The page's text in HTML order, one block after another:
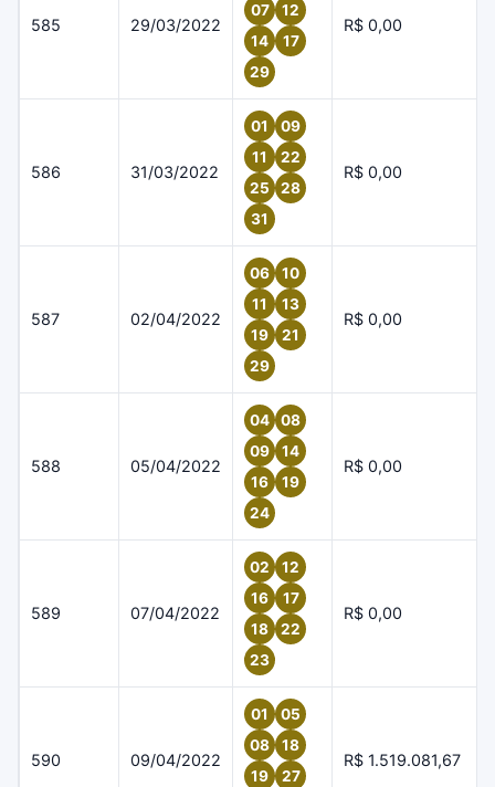
585 29/03/2022
07
12
14
17
29
R$ 0,00
586 31/03/2022
01
09
11
22
25
28
31
R$ 0,00
587 02/04/2022
06
10
11
13
19
21
29
R$ 0,00
588 05/04/2022
04
08
09
14
16
19
24
R$ 0,00
589 07/04/2022
02
12
16
17
18
22
23
R$ 0,00
590 09/04/2022
01
05
08
18
19
27
R$ 1.519.081,67